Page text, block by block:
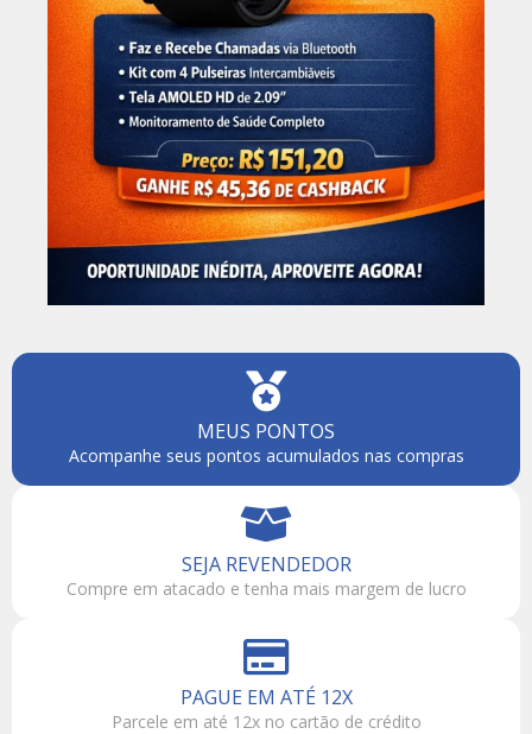
MEUS PONTOS
Acompanhe seus pontos acumulados nas compras
SEJA REVENDEDOR
Compre em atacado e tenha mais margem de lucro
PAGUE EM ATÉ 12X
Parcele em até 12x no cartão de crédito